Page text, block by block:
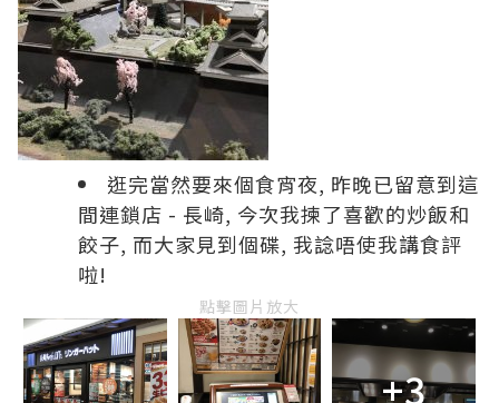
逛完當然要來個食宵夜, 昨晚已留意到這
間連鎖店 - 長崎, 今次我揀了喜歡的炒飯和
餃子, 而大家見到個碟, 我諗唔使我講食評
啦!
點擊圖片放大
+3